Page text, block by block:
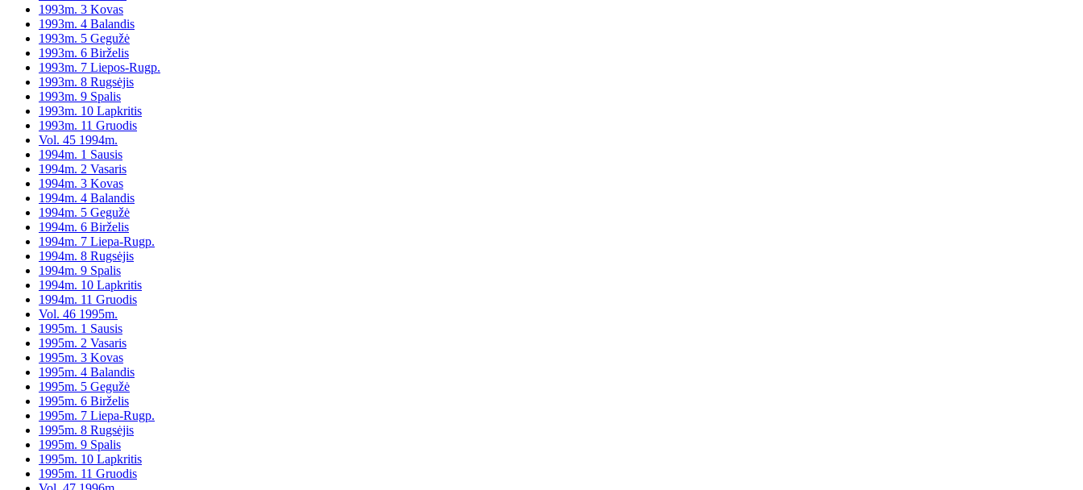
1993m. 3 Kovas
1993m. 4 Balandis
1993m. 5 Gegužė
1993m. 6 Birželis
1993m. 7 Liepos-Rugp.
1993m. 8 Rugsėjis
1993m. 9 Spalis
1993m. 10 Lapkritis
1993m. 11 Gruodis
Vol. 45 1994m.
1994m. 1 Sausis
1994m. 2 Vasaris
1994m. 3 Kovas
1994m. 4 Balandis
1994m. 5 Gegužė
1994m. 6 Birželis
1994m. 7 Liepa-Rugp.
1994m. 8 Rugsėjis
1994m. 9 Spalis
1994m. 10 Lapkritis
1994m. 11 Gruodis
Vol. 46 1995m.
1995m. 1 Sausis
1995m. 2 Vasaris
1995m. 3 Kovas
1995m. 4 Balandis
1995m. 5 Gegužė
1995m. 6 Birželis
1995m. 7 Liepa-Rugp.
1995m. 8 Rugsėjis
1995m. 9 Spalis
1995m. 10 Lapkritis
1995m. 11 Gruodis